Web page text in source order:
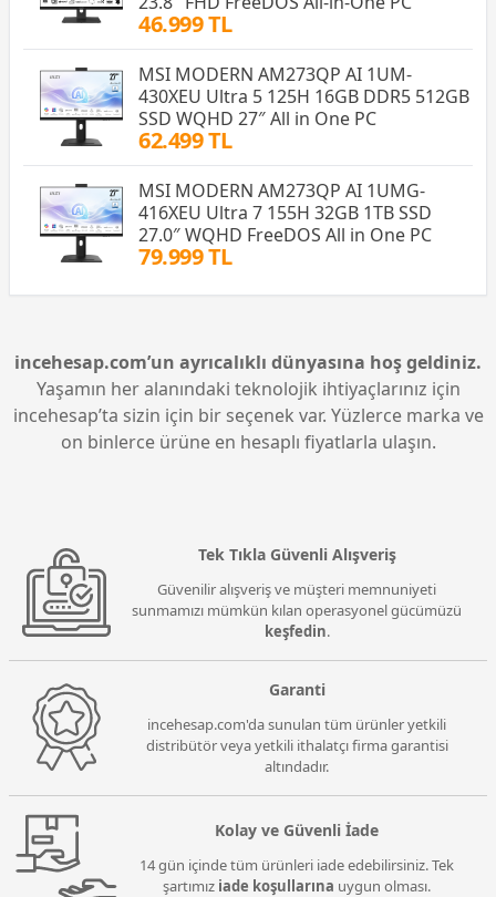
46.999 TL
MSI MODERN AM273QP AI 1UM-
430XEU Ultra 5 125H 16GB DDR5 512GB
SSD WQHD 27″ All in One PC
62.499 TL
MSI MODERN AM273QP AI 1UMG-
416XEU Ultra 7 155H 32GB 1TB SSD
27.0″ WQHD FreeDOS All in One PC
79.999 TL
incehesap.com’un ayrıcalıklı dünyasına hoş geldiniz.
Yaşamın her alanındaki teknolojik ihtiyaçlarınız için
incehesap’ta sizin için bir seçenek var. Yüzlerce marka ve
on binlerce ürüne en hesaplı fiyatlarla ulaşın.
Tek Tıkla Güvenli Alışveriş
Güvenilir alışveriş ve müşteri memnuniyeti
sunmamızı mümkün kılan operasyonel gücümüzü
keşfedin.
Garanti
incehesap.com'da sunulan tüm ürünler yetkili
distribütör veya yetkili ithalatçı firma garantisi
altındadır.
Kolay ve Güvenli İade
14 gün içinde tüm ürünleri iade edebilirsiniz. Tek
şartımız iade koşullarına uygun olması.